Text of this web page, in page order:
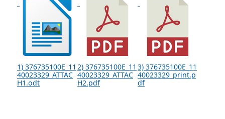
1) 376735100E_11
40023329_ATTAC
H1.odt
2) 376735100E_11
40023329_ATTAC
H2.pdf
3) 376735100E_11
40023329_print.p
df